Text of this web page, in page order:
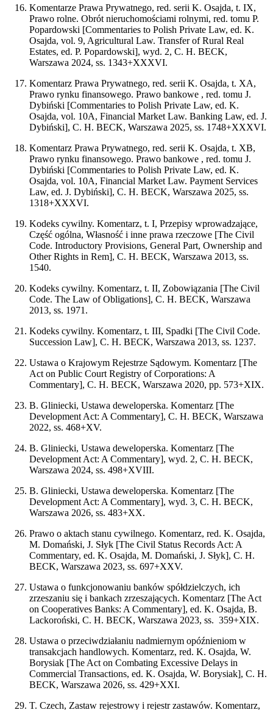
Komentarze Prawa Prywatnego, red. serii K. Osajda, t. IX,
Prawo rolne. Obrót nieruchomościami rolnymi, red. tomu P.
Popardowski [Commentaries to Polish Private Law, ed. K.
Osajda, vol. 9, Agricultural Law. Transfer of Rural Real
Estates, ed. P. Popardowski], wyd. 2, C. H. BECK,
Warszawa 2024, ss. 1343+XXXVI.
Komentarz Prawa Prywatnego, red. serii K. Osajda, t. XA,
Prawo rynku finansowego. Prawo bankowe , red. tomu J.
Dybiński [Commentaries to Polish Private Law, ed. K.
Osajda, vol. 10A, Financial Market Law. Banking Law, ed. J.
Dybiński], C. H. BECK, Warszawa 2025, ss. 1748+XXXVI.
Komentarz Prawa Prywatnego, red. serii K. Osajda, t. XB,
Prawo rynku finansowego. Prawo bankowe , red. tomu J.
Dybiński [Commentaries to Polish Private Law, ed. K.
Osajda, vol. 10A, Financial Market Law. Payment Services
Law, ed. J. Dybiński], C. H. BECK, Warszawa 2025, ss.
1318+XXXVI.
Kodeks cywilny. Komentarz, t. I, Przepisy wprowadzające,
Część ogólna, Własność i inne prawa rzeczowe [The Civil
Code. Introductory Provisions, General Part, Ownership and
Other Rights in Rem], C. H. BECK, Warszawa 2013, ss.
1540.
Kodeks cywilny. Komentarz, t. II, Zobowiązania [The Civil
Code. The Law of Obligations], C. H. BECK, Warszawa
2013, ss. 1971.
Kodeks cywilny. Komentarz, t. III, Spadki [The Civil Code.
Succession Law], C. H. BECK, Warszawa 2013, ss. 1237.
Ustawa o Krajowym Rejestrze Sądowym. Komentarz [The
Act on Public Court Registry of Corporations: A
Commentary], C. H. BECK, Warszawa 2020, pp. 573+XIX.
B. Gliniecki, Ustawa deweloperska. Komentarz [The
Development Act: A Commentary], C. H. BECK, Warszawa
2022, ss. 468+XV.
B. Gliniecki, Ustawa deweloperska. Komentarz [The
Development Act: A Commentary], wyd. 2, C. H. BECK,
Warszawa 2024, ss. 498+XVIII.
B. Gliniecki, Ustawa deweloperska. Komentarz [The
Development Act: A Commentary], wyd. 3, C. H. BECK,
Warszawa 2026, ss. 483+XX.
Prawo o aktach stanu cywilnego. Komentarz, red. K. Osajda,
M. Domański, J. Słyk [The Civil Status Records Act: A
Commentary, ed. K. Osajda, M. Domański, J. Słyk], C. H.
BECK, Warszawa 2023, ss. 697+XXV.
Ustawa o funkcjonowaniu banków spółdzielczych, ich
zrzeszaniu się i bankach zrzeszających. Komentarz [The Act
on Cooperatives Banks: A Commentary], ed. K. Osajda, B.
Lackoroński, C. H. BECK, Warszawa 2023, ss. 359+XIX.
Ustawa o przeciwdziałaniu nadmiernym opóźnieniom w
transakcjach handlowych. Komentarz, red. K. Osajda, W.
Borysiak [The Act on Combating Excessive Delays in
Commercial Transactions, ed. K. Osajda, W. Borysiak], C. H.
BECK, Warszawa 2026, ss. 429+XXI.
T. Czech, Zastaw rejestrowy i rejestr zastawów. Komentarz,